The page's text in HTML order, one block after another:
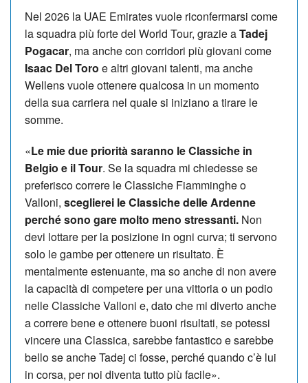
Nel 2026 la UAE Emirates vuole riconfermarsi come
la squadra più forte del World Tour, grazie aTadej
Pogacar, ma anche con corridori più giovani come
Isaac Del Toro e altri giovani talenti, ma anche
Wellens vuole ottenere qualcosa in un momento
della sua carriera nel quale si iniziano a tirare le
somme.
«Le mie due priorità saranno le Classiche in
Belgio e il Tour. Se la squadra mi chiedesse se
preferisco correre le Classiche Fiamminghe o
Valloni, sceglierei le Classiche delle Ardenne
perché sono gare molto meno stressanti. Non
devi lottare per la posizione in ogni curva; ti servono
solo le gambe per ottenere un risultato. È
mentalmente estenuante, ma so anche di non avere
la capacità di competere per una vittoria o un podio
nelle Classiche Valloni e, dato che mi diverto anche
a correre bene e ottenere buoni risultati, se potessi
vincere una Classica, sarebbe fantastico e sarebbe
bello se anche Tadej ci fosse, perché quando c’è lui
in corsa, per noi diventa tutto più facile».